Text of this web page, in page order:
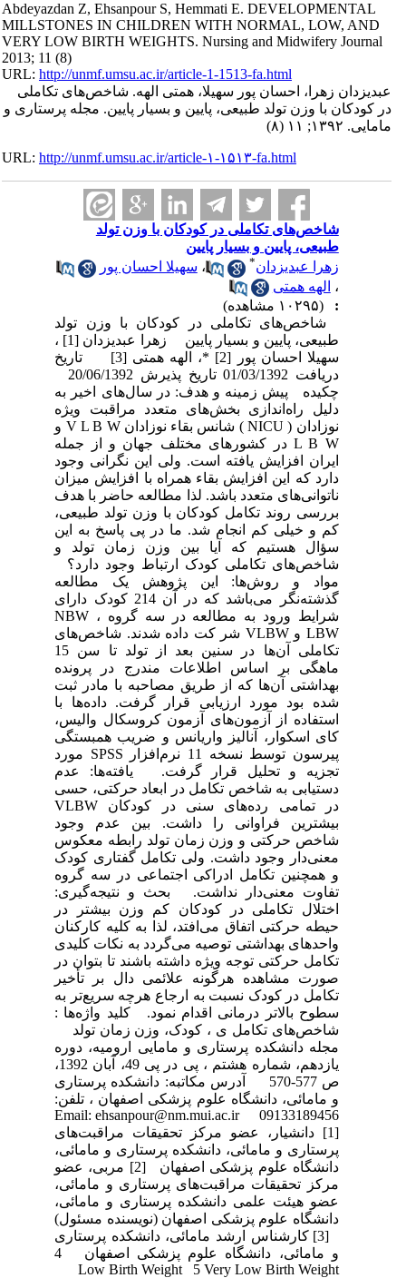
Abdeyazdan Z, Ehsanpour S, Hemmati E. DEVELOPMENTAL
MILLSTONES IN CHILDREN WITH NORMAL, LOW, AND
VERY LOW BIRTH WEIGHTS. Nursing and Midwifery Journal
2013; 11 (8)
URL:http://unmf.umsu.ac.ir/article-1-1513-fa.html
عبدیزدان زهرا، احسان پور سهیلا، همتی الهه. شاخص‌های تکاملی
در کودکان با وزن تولد طبیعی، پایین و بسیار پایین. مجله پرستاری و
مامایی. ۱۳۹۲; ۱۱ (۸)
URL:http://unmf.umsu.ac.ir/article-۱-۱۵۱۳-fa.html
شاخص‌های تکاملی در کودکان با وزن تولد
طبیعی، پایین و بسیار پایین
زهرا عبدیزدان
* ،سهیلا احسان پور
الهه همتی
شاخص‌های تکاملی در کودکان با وزن تولد
طبیعی، پایین و بسیار پایین زهرا عبدیزدان [1] ،
سهیلا احسان پور [2] *، الهه همتی [3] تاریخ
دریافت 01/03/1392 تاریخ پذیرش 20/06/1392
چکیده پیش زمینه و هدف: در سال‌های اخیر به
دلیل راه‌اندازی بخش‌های متعدد مراقبت ویژه
نوزادان ( NICU ) شانس بقاء نوزادان V L B W و
L B W در کشورهای مختلف جهان و از جمله
ایران افزایش یافته است. ولی این نگرانی وجود
دارد که این افزایش بقاء همراه با افزایش میزان
ناتوانی‌های متعدد باشد. لذا مطالعه حاضر با هدف
بررسی روند تکامل کودکان با وزن تولد طبیعی،
کم و خیلی کم انجام شد. ما در پی پاسخ به این
سؤال هستیم که آیا بین وزن زمان تولد و
شاخص‌های تکاملی کودک ارتباط وجود دارد؟
مواد و روش‌ها: این پژوهش یک مطالعه
گذشته‌نگر می‌باشد که در آن 214 کودک دارای
شرایط ورود به مطالعه در سه گروه NBW ،
LBW و VLBW شر کت داده شدند. شاخص‌های
تکاملی آن‌ها در سنین بعد از تولد تا سن 15
ماهگی بر اساس اطلاعات مندرج در پرونده
بهداشتی آن‌ها که از طریق مصاحبه با مادر ثبت
شده بود مورد ارزیابی قرار گرفت. داده‌ها با
استفاده از آزمون‌های آزمون کروسکال والیس،
کای اسکوار، آنالیز واریانس و ضریب همبستگی
پیرسون توسط نسخه 11 نرم‌افزار SPSS مورد
تجزیه و تحلیل قرار گرفت. یافته‌ها: عدم
دستیابی به شاخص تکامل در ابعاد حرکتی، حسی
در تمامی رده‌های سنی در کودکان VLBW
بیشترین فراوانی را داشت. بین عدم وجود
شاخص حرکتی و وزن زمان تولد رابطه معکوس
معنی‌دار وجود داشت. ولی تکامل گفتاری کودک
و همچنین تکامل ادراکی اجتماعی در سه گروه
تفاوت معنی‌دار نداشت. بحث و نتیجه‌گیری:
اختلال تکاملی در کودکان کم وزن بیشتر در
حیطه حرکتی اتفاق می‌افتد، لذا به کلیه کارکنان
واحدهای بهداشتی توصیه می‌گردد به نکات کلیدی
تکامل حرکتی توجه ویژه داشته باشند تا بتوان در
صورت مشاهده هرگونه علائمی دال بر تأخیر
تکامل در کودک نسبت به ارجاع هرچه سریع‌تر به
سطوح بالاتر درمانی اقدام نمود. کلید واژه‌ها :
شاخص‌های تکامل ی ، کودک، وزن زمان تولد
مجله دانشکده پرستاری و مامایی ارومیه، دوره
یازدهم، شماره هشتم ، پی در پی 49، آبان 1392،
ص 577-570 آدرس مکاتبه: دانشکده پرستاری
و مامائی، دانشگاه علوم پزشکی اصفهان ، تلفن:
09133189456 Email: ehsanpour@nm.mui.ac.ir
[1] دانشیار، عضو مرکز تحقیقات مراقبت‌های
پرستاری و مامائی، دانشکده پرستاری و مامائی،
دانشگاه علوم پزشکی اصفهان [2] مربی، عضو
مرکز تحقیقات مراقبت‌های پرستاری و مامائی،
عضو هیئت علمی دانشکده پرستاری و مامائی،
دانشگاه علوم پزشکی اصفهان (نویسنده مسئول)
[3] کارشناس ارشد مامائی، دانشکده پرستاری
Low Birth Weight 5 Very Low Birth Weight